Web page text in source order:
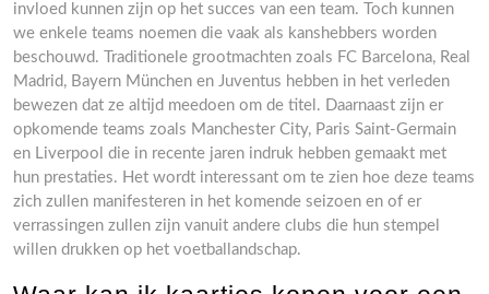
invloed kunnen zijn op het succes van een team. Toch kunnen
we enkele teams noemen die vaak als kanshebbers worden
beschouwd. Traditionele grootmachten zoals FC Barcelona, Real
Madrid, Bayern München en Juventus hebben in het verleden
bewezen dat ze altijd meedoen om de titel. Daarnaast zijn er
opkomende teams zoals Manchester City, Paris Saint-Germain
en Liverpool die in recente jaren indruk hebben gemaakt met
hun prestaties. Het wordt interessant om te zien hoe deze teams
zich zullen manifesteren in het komende seizoen en of er
verrassingen zullen zijn vanuit andere clubs die hun stempel
willen drukken op het voetballandschap.